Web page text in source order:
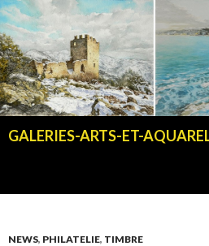
GALERIES-ARTS-ET-
NEWS, PHILATELIE, TIMBRE